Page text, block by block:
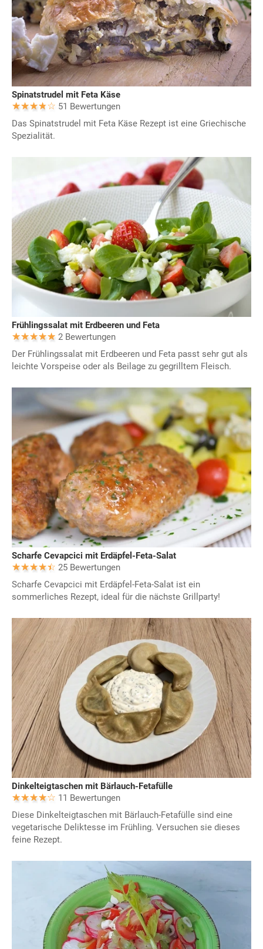
Spinatstrudel mit Feta Käse
51 Bewertungen
Das Spinatstrudel mit Feta Käse Rezept ist eine Griechische
Spezialität.
Frühlingssalat mit Erdbeeren und Feta
2 Bewertungen
Der Frühlingssalat mit Erdbeeren und Feta passt sehr gut als
leichte Vorspeise oder als Beilage zu gegrilltem Fleisch.
Scharfe Cevapcici mit Erdäpfel-Feta-Salat
25 Bewertungen
Scharfe Cevapcici mit Erdäpfel-Feta-Salat ist ein
sommerliches Rezept, ideal für die nächste Grillparty!
Dinkelteigtaschen mit Bärlauch-Fetafülle
11 Bewertungen
Diese Dinkelteigtaschen mit Bärlauch-Fetafülle sind eine
vegetarische Deliktesse im Frühling. Versuchen sie dieses
feine Rezept.